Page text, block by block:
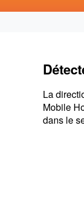
La
Mobile
dans le